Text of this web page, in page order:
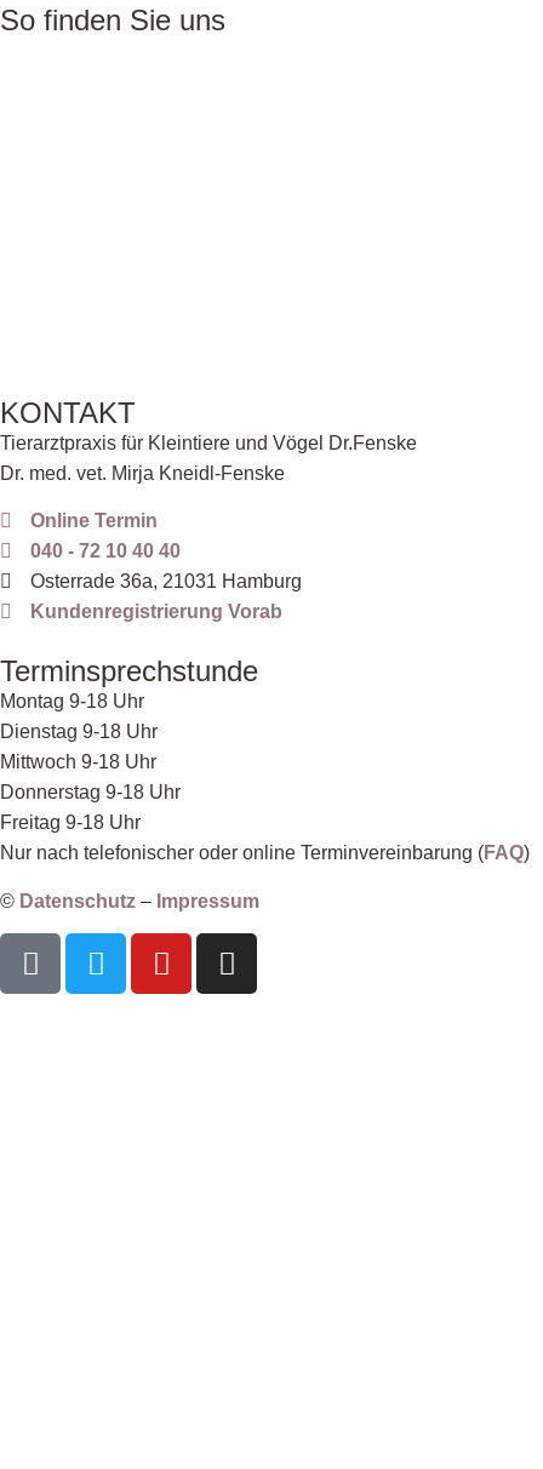
So finden Sie uns
KONTAKT
Tierarztpraxis für Kleintiere und Vögel Dr.Fenske
Dr. med. vet. Mirja Kneidl-Fenske
Online Termin
040 - 72 10 40 40
Osterrade 36a, 21031 Hamburg
Kundenregistrierung Vorab
Terminsprechstunde
Montag 9-18 Uhr
Dienstag 9-18 Uhr
Mittwoch 9-18 Uhr
Donnerstag 9-18 Uhr
Freitag 9-18 Uhr
Nur nach telefonischer oder online Terminvereinbarung (FAQ)
© Datenschutz – Impressum